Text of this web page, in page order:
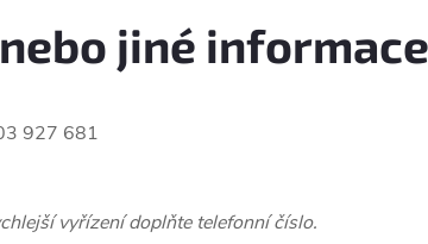
jiné
927 681
vyřízení doplňte telefonní číslo.